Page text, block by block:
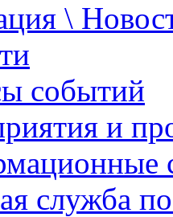
\
событий
и
служба